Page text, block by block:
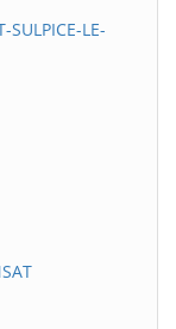
LE-